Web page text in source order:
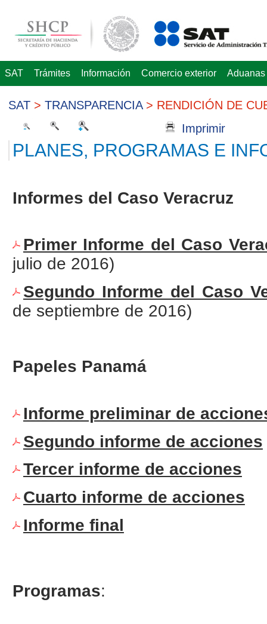
SAT Trámites Información Comercio exterior Aduanas
SAT > TRANSPARENCIA> RENDICIÓN DE
Imprimir
PLANES, PROGRAMAS E
Informes del Caso Veracruz
Primer Informe del Caso
julio de 2016)
Segundo Informe del Caso
de septiembre de 2016)
Papeles Panamá
Informe preliminar de
Segundo informe de acciones
Tercer informe de acciones
Cuarto informe de acciones​
Informe final​
Programas: